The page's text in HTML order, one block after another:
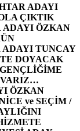
ADAYI
ÇIKTIK
ADAYI ÖZKAN
TUNCAY
DOYACAK
GENÇLİĞİME
VARIZ…
ÖZKAN
ve SEÇİM /